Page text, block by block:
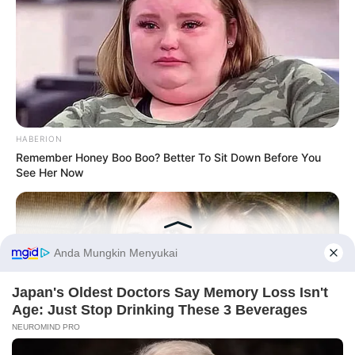
PRIVACY POLICY DISCLAIMER HUBUNGI KAMI IKLAN
HABERION
Remember Honey Boo Boo? Better To Sit Down Before You
See Her Now
Before You Go